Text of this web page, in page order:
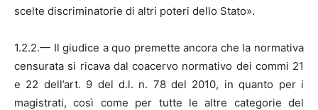
scelte discriminatorie di altri poteri dello Stato».
1.2.2.— Il giudice a quo premette ancora che la normativa
censurata si ricava dal coacervo normativo dei commi 21
e 22 dell’art. 9 del d.l. n. 78 del 2010, in quanto per i
magistrati, così come per tutte le altre categorie del